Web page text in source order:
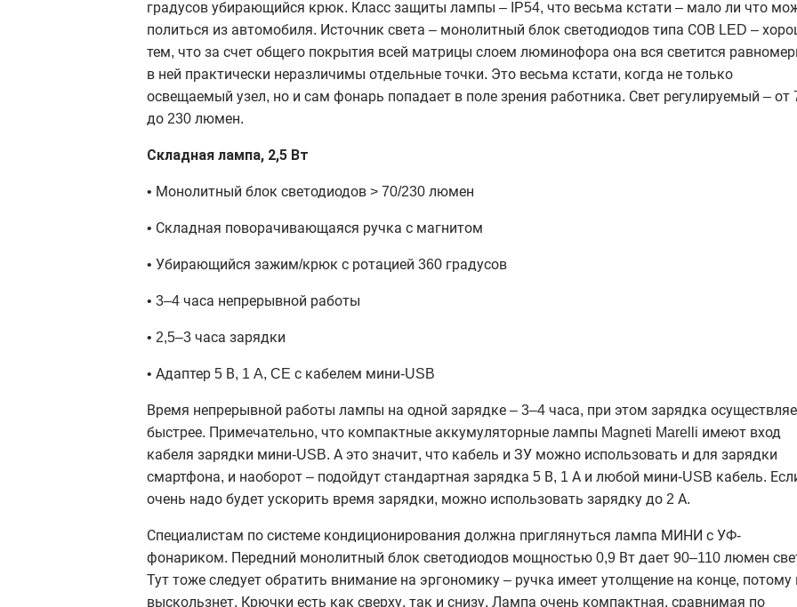
градусов убирающийся крюк. Класс защиты лампы – IP54, что весьма кстати – мало ли что
политься из автомобиля. Источник света – монолитный блок светодиодов типа СОВ LED –
тем, что за счет общего покрытия всей матрицы слоем люминофора она вся светится
в ней практически неразличимы отдельные точки. Это весьма кстати, когда не только
освещаемый узел, но и сам фонарь попадает в поле зрения работника. Свет регулируемый – от
до 230 люмен.
Складная лампа, 2,5 Вт
• Монолитный блок светодиодов > 70/230 люмен
• Складная поворачивающаяся ручка с магнитом
• Убирающийся зажим/крюк с ротацией 360 градусов
• 3–4 часа непрерывной работы
• 2,5–3 часа зарядки
• Адаптер 5 В, 1 A, CE с кабелем мини-USB
Время непрерывной работы лампы на одной зарядке – 3–4 часа, при этом зарядка
быстрее. Примечательно, что компактные аккумуляторные лампы Magneti Marelli имеют вход
кабеля зарядки мини-USB. А это значит, что кабель и ЗУ можно использовать и для зарядки
смартфона, и наоборот – подойдут стандартная зарядка 5 В, 1 А и любой мини-USB кабель.
очень надо будет ускорить время зарядки, можно использовать зарядку до 2 А.
Специалистам по системе кондиционирования должна приглянуться лампа МИНИ с УФ-
фонариком. Передний монолитный блок светодиодов мощностью 0,9 Вт дает 90–110 люмен
Тут тоже следует обратить внимание на эргономику – ручка имеет утолщение на конце, потому
выскользнет. Крючки есть как сверху, так и снизу. Лампа очень компактная, сравнимая по